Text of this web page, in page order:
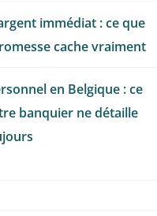
immédiat : ce que
cache vraiment
en Belgique : ce
banquier ne détaille